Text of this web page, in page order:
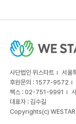
사단법인 위스타트
서울
후원문의 : 1577-9572
팩스 : 02-751-9991
대표자 : 김수길
Copyrights(c)